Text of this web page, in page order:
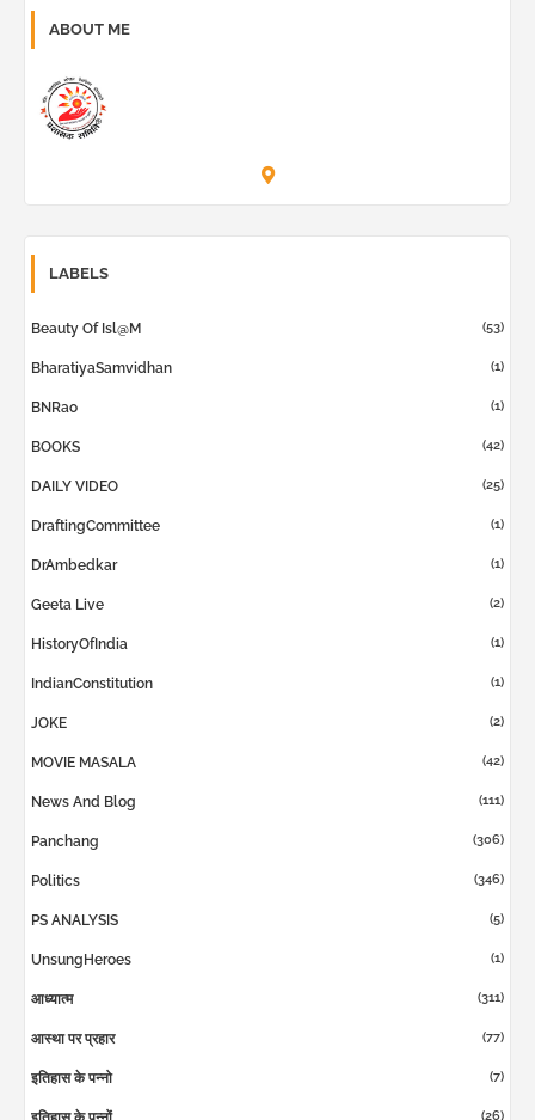
ABOUT ME
LABELS
Beauty Of Isl@m (53)
BharatiyaSamvidhan (1)
BNRao (1)
BOOKS (42)
DAILY VIDEO (25)
DraftingCommittee (1)
DrAmbedkar (1)
Geeta Live (2)
HistoryOfIndia (1)
IndianConstitution (1)
JOKE (2)
MOVIE MASALA (42)
News And Blog (111)
Panchang (306)
Politics (346)
PS ANALYSIS (5)
UnsungHeroes (1)
आध्यात्म (311)
आस्था पर प्रहार (77)
इतिहास के पन्नो (7)
(26)